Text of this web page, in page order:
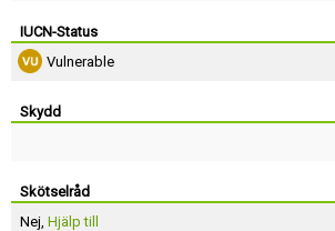
IUCN-Status
Vulnerable
Skydd
Skötselråd
Nej, Hjälp till